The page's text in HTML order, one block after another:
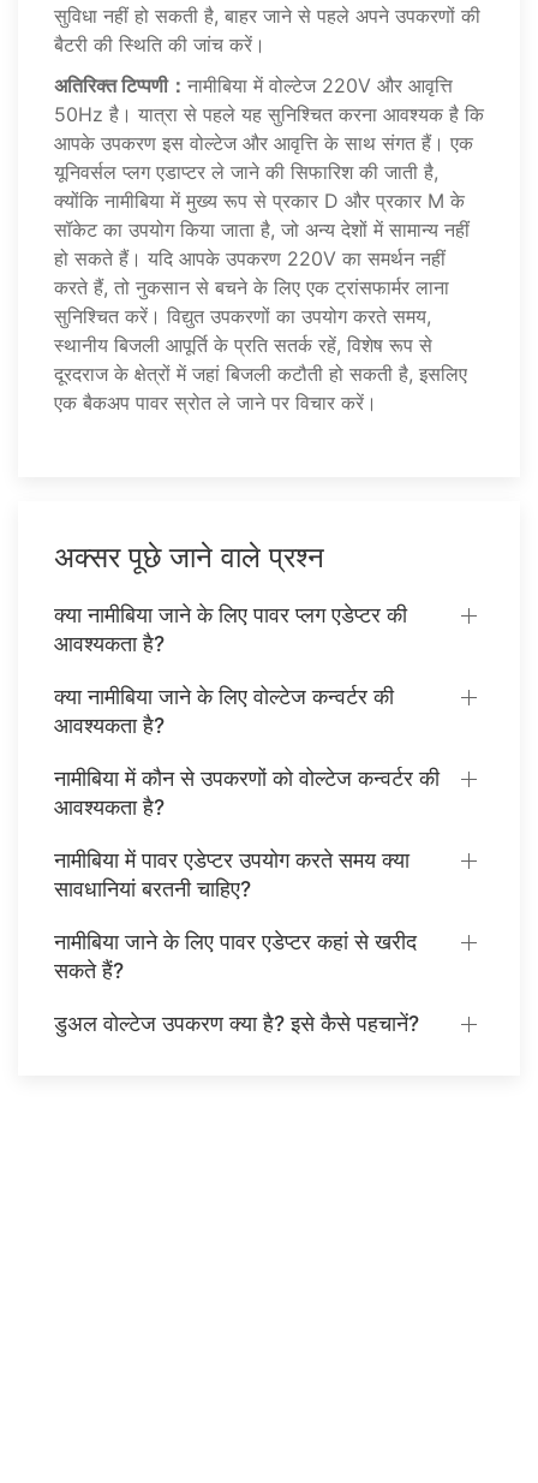
सुविधा नहीं हो सकती है, बाहर जाने से पहले अपने उपकरणों की
बैटरी की स्थिति की जांच करें।
अतिरिक्त टिप्पणी： नामीबिया में वोल्टेज 220V और आवृत्ति
50Hz है। यात्रा से पहले यह सुनिश्चित करना आवश्यक है कि
आपके उपकरण इस वोल्टेज और आवृत्ति के साथ संगत हैं। एक
यूनिवर्सल प्लग एडाप्टर ले जाने की सिफारिश की जाती है,
क्योंकि नामीबिया में मुख्य रूप से प्रकार D और प्रकार M के
सॉकेट का उपयोग किया जाता है, जो अन्य देशों में सामान्य नहीं
हो सकते हैं। यदि आपके उपकरण 220V का समर्थन नहीं
करते हैं, तो नुकसान से बचने के लिए एक ट्रांसफार्मर लाना
सुनिश्चित करें। विद्युत उपकरणों का उपयोग करते समय,
स्थानीय बिजली आपूर्ति के प्रति सतर्क रहें, विशेष रूप से
दूरदराज के क्षेत्रों में जहां बिजली कटौती हो सकती है, इसलिए
एक बैकअप पावर स्रोत ले जाने पर विचार करें।
अक्सर पूछे जाने वाले प्रश्न
क्या नामीबिया जाने के लिए पावर प्लग एडेप्टर की
आवश्यकता है?
क्या नामीबिया जाने के लिए वोल्टेज कन्वर्टर की
आवश्यकता है?
नामीबिया में कौन से उपकरणों को वोल्टेज कन्वर्टर की
आवश्यकता है?
नामीबिया में पावर एडेप्टर उपयोग करते समय क्या
सावधानियां बरतनी चाहिए?
नामीबिया जाने के लिए पावर एडेप्टर कहां से खरीद
सकते हैं?
डुअल वोल्टेज उपकरण क्या है? इसे कैसे पहचानें?